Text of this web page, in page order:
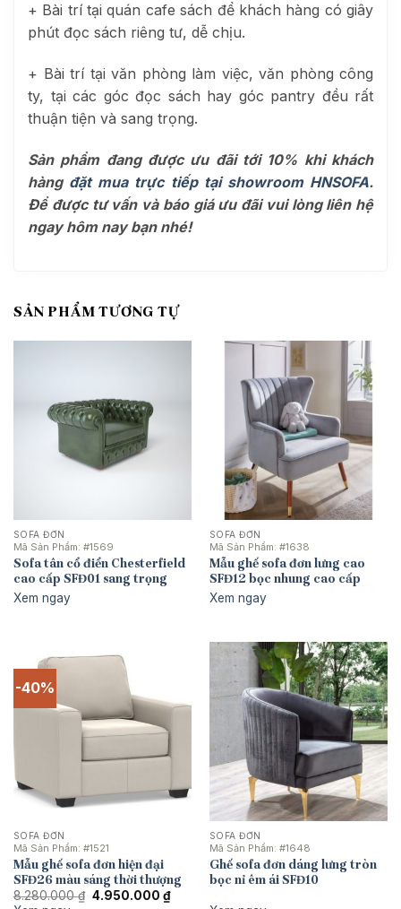
+ Bài trí tại quán cafe sách để khách hàng có giây
phút đọc sách riêng tư, dễ chịu.
+ Bài trí tại văn phòng làm việc, văn phòng công
ty, tại các góc đọc sách hay góc pantry đều rất
thuận tiện và sang trọng.
Sản phẩm đang được ưu đãi tới 10% khi khách
hàng đặt mua trực tiếp tại showroom HNSOFA.
Để được tư vấn và báo giá ưu đãi vui lòng liên hệ
ngay hôm nay bạn nhé!
SẢN PHẨM TƯƠNG TỰ
SOFA ĐƠN
Mã Sản Phẩm: #1569
Sofa tân cổ điển Chesterfield
cao cấp SFĐ01 sang trọng
Xem ngay
SOFA ĐƠN
Mã Sản Phẩm: #1638
Mẫu ghế sofa đơn lưng cao
SFĐ12 bọc nhung cao cấp
Xem ngay
-40%
SOFA ĐƠN
Mã Sản Phẩm: #1521
Mẫu ghế sofa đơn hiện đại
SFĐ26 màu sáng thời thượng
8.280.000₫ Giá
4.950.000 ₫Giá
SOFA ĐƠN
Mã Sản Phẩm: #1648
Ghế sofa đơn dáng lưng tròn
bọc nỉ êm ái SFĐ10